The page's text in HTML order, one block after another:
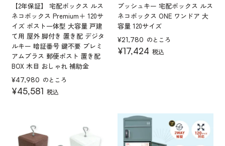
【2年保証】 宅配ボックス ルス
ネコボックス Premium＋ 120サ
イズ ポスト一体型 大容量 戸建
て用 屋外 脚付き 置き配 デジタ
ルキー 暗証番号 鍵不要 プレミ
アムプラス 郵便ポスト 置き配
BOX 木目 おしゃれ 補助金
¥47,980 のところ
¥45,581 税込
プッシュキー 宅配ボックス ルス
ネコボックス ONE ワンドア 大
容量 120サイズ
¥21,780 のところ
¥17,424 税込